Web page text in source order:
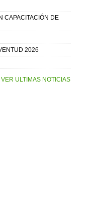
CAPACITACIÓN DE
2026
VER ULTIMAS NOTICIAS